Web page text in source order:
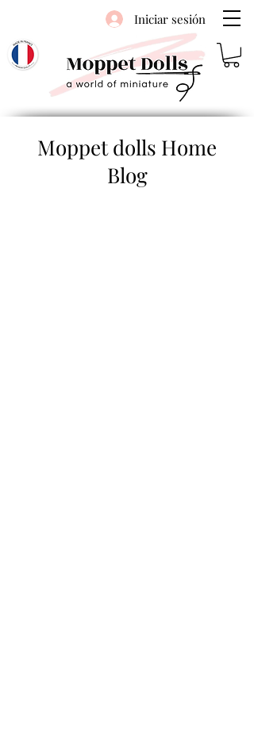
Iniciar sesión
Moppet dolls Home
Blog